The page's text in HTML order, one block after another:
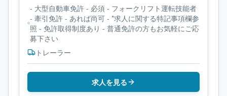
- 大型自動車免許 - 必須 - フォークリフト運転技能者
- 牽引免許 - あれば尚可 - *求人に関する特記事項欄参
照 - 免許取得制度あり - 普通免許の方もお気軽にご応
募下さい
トレーラー
求人を見る